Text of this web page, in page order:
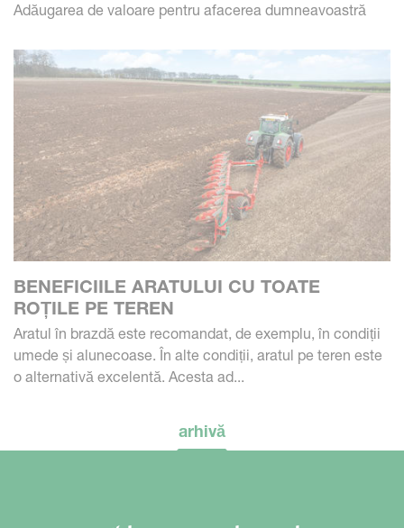
Adăugarea de valoare pentru afacerea dumneavoastră
BENEFICIILE ARATULUI CU TOATE
ROȚILE PE TEREN
Aratul în brazdă este recomandat, de exemplu, în condiții
umede și alunecoase. În alte condiții, aratul pe teren este
o alternativă excelentă. Acesta ad...
arhivă